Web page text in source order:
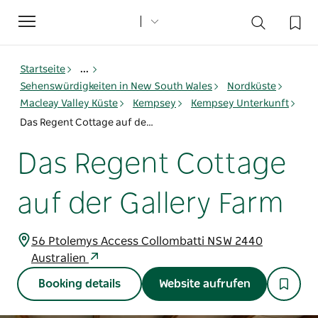
Toggle
navigation
Startseite
...
Sehenswürdigkeiten in New South Wales
Nordküste
Macleay Valley Küste
Kempsey
Kempsey Unterkunft
Das Regent Cottage auf der Gallery Farm
Das Regent Cottage
auf der Gallery Farm
56 Ptolemys Access Collombatti NSW 2440
Australien
Booking details Website aufrufen